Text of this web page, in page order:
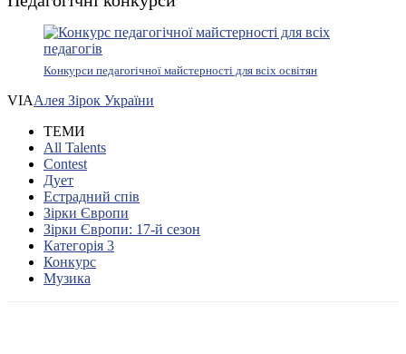
Конкурси педагогічної майстерності для всіх освітян
VIAАлея Зірок України
ТЕМИ
All Talents
Contest
Дует
Естрадний спів
Зірки Європи
Зірки Європи: 17-й сезон
Категорія 3
Конкурс
Музика